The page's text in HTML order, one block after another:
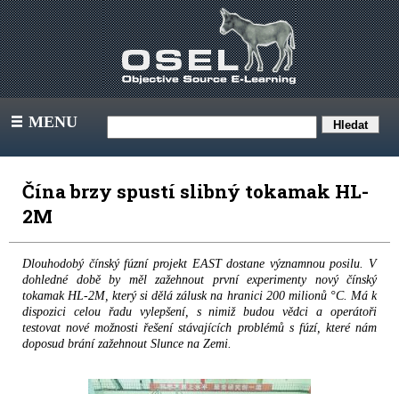
III MENU
Čína brzy spustí slibný tokamak HL-
2M
Dlouhodobý čínský fúzní projekt EAST dostane významnou posilu. V
dohledné době by měl zažehnout první experimenty nový čínský
tokamak HL-2M, který si dělá zálusk na hranici 200 milionů °C. Má k
dispozici celou řadu vylepšení, s nimiž budou vědci a operátoři
testovat nové možnosti řešení stávajících problémů s fúzí, které nám
doposud brání zažehnout Slunce na Zemi.